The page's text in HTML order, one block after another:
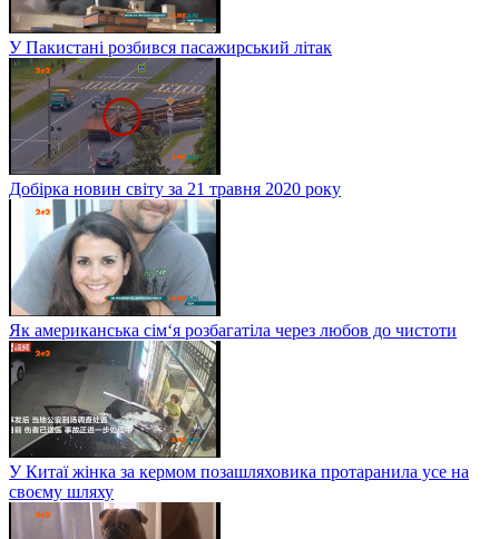
У Пакистані розбився пасажирський літак
Добірка новин світу за 21 травня 2020 року
Як американська сім‘я розбагатіла через любов до чистоти
У Китаї жінка за кермом позашляховика протаранила усе на
своєму шляху